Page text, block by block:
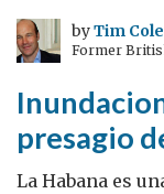
byTim Cole
Former
presagio
La Habana es